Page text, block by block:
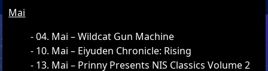
Mai
04. Mai – Wildcat Gun Machine
10. Mai – Eiyuden Chronicle: Rising
13. Mai – Prinny Presents NIS Classics Volume 2